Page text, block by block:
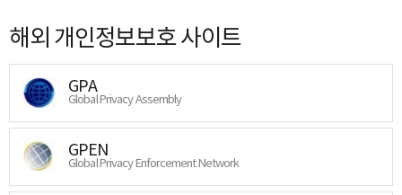
해외 개인정보보호 사이트
GPA
Global Privacy Assembly
GPEN
Global Privacy Enforcement Network